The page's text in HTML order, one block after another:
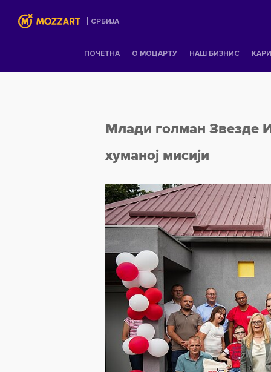
СРБИЈА
ПОЧЕТНА О МОЦАРТУ НАШ БИЗНИС
Млади голман Звезде
хуманој мисији